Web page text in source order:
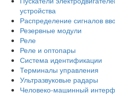
устройства
Распределение сигналов
Резервные модули
Реле
Реле и оптопары
Система идентификации
Терминалы управления
Ультразвуковые радары
Человеко-машинный